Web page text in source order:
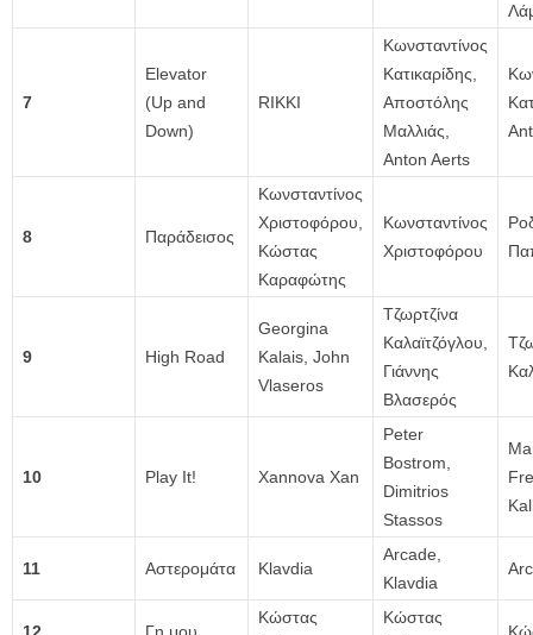
7
Elevator
(Up and
Down)
RIKKI
Κωνσταντίνος
Κατικαρίδης,
Αποστόλης
Μαλλιάς,
Anton Aerts
8 Παράδεισος
Κωνσταντίνος
Χριστοφόρου,
Κώστας
Καραφώτης
Κωνσταντίνος
Χριστοφόρου
9 High Road
Georgina
Kalais, John
Vlaseros
Τζωρτζίνα
Καλαϊτζόγλου,
Γιάννης
Βλασερός
10 Play It! Xannova Xan
Peter
Bostrom,
Dimitrios
Stassos
11 Αστερομάτα Klavdia
Arcade,
Klavdia
Κώστας
Κώστας